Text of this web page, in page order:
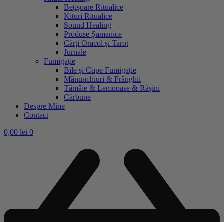
Bețișoare Ritualice
Kituri Ritualice
Sound Healing
Produse Șamanice
Cărți Oracol și Tarot
Jurnale
Fumigație
Bile și Cupe Fumigație
Mănunchiuri & Frânghii
Tămâie & Lemnoase & Rășini
Cărbune
Despre Mine
Contact
0,00 lei 0